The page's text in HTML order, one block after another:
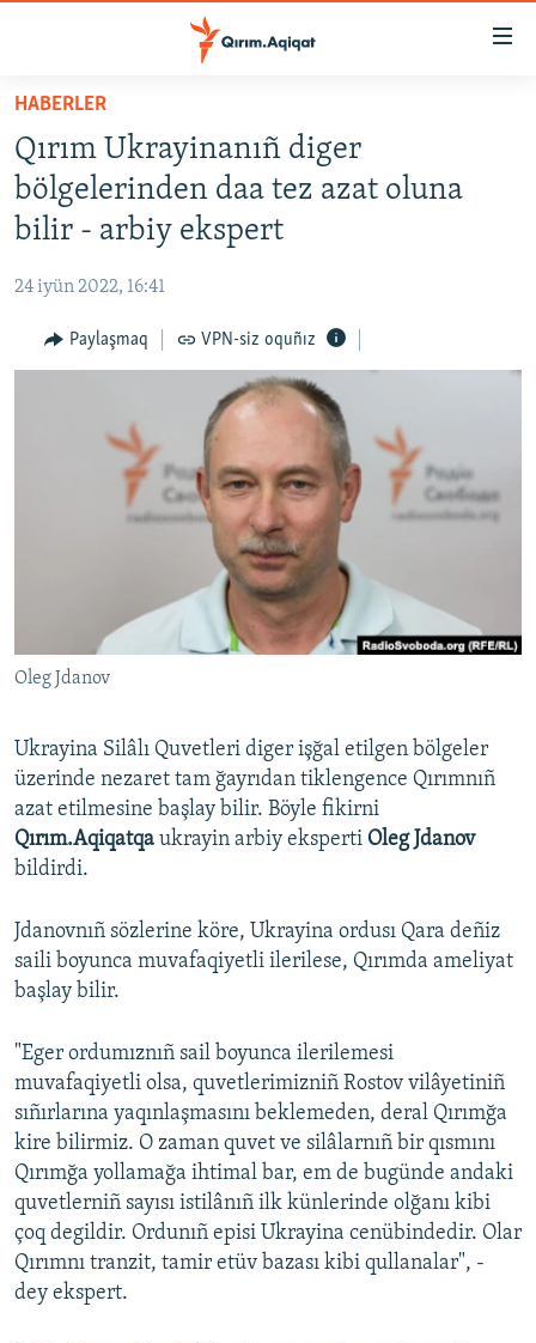
Esas
qaytmaq
Baş
navigatsiyağa
qaytmaq
Qıdıruvğa
qaytmaq
SİYASET
İQTİSADİYAT
MEDENİYET
İNSAN AQLARI
Українською
QOŞULIÑIZ!
RFE/RS bütün saytları
HABERLER
Qırım Ukrayinanıñ diger
bölgelerinden daa tez azat oluna
bilir - arbiy ekspert
24 iyün 2022, 16:41
Paylaşmaq VPN-siz oquñız
Oleg Jdanov
Ukrayina Silâlı Quvetleri diger işğal etilgen bölgeler
üzerinde nezaret tam ğayrıdan tiklengence Qırımnıñ
azat etilmesine başlay bilir. Böyle fikirni
Qırım.Aqiqatqa ukrayin arbiy eksperti Oleg Jdanov
bildirdi.
Jdanovnıñ sözlerine köre, Ukrayina ordusı Qara deñiz
saili boyunca muvafaqiyetli ilerilese, Qırımda ameliyat
başlay bilir.
"Eger ordumıznıñ sail boyunca ilerilemesi
muvafaqiyetli olsa, quvetlerimizniñ Rostov vilâyetiniñ
sıñırlarına yaqınlaşmasını beklemeden, deral Qırımğa
kire bilirmiz. O zaman quvet ve silâlarnıñ bir qısmını
Qırımğa yollamağa ihtimal bar, em de bugünde andaki
quvetlerniñ sayısı istilânıñ ilk künlerinde olğanı kibi
çoq degildir. Ordunıñ episi Ukrayina cenübindedir. Olar
Qırımnı tranzit, tamir etüv bazası kibi qullanalar", -
dey ekspert.